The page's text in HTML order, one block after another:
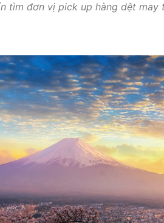
tìm đơn vị pick up hàng dệt may